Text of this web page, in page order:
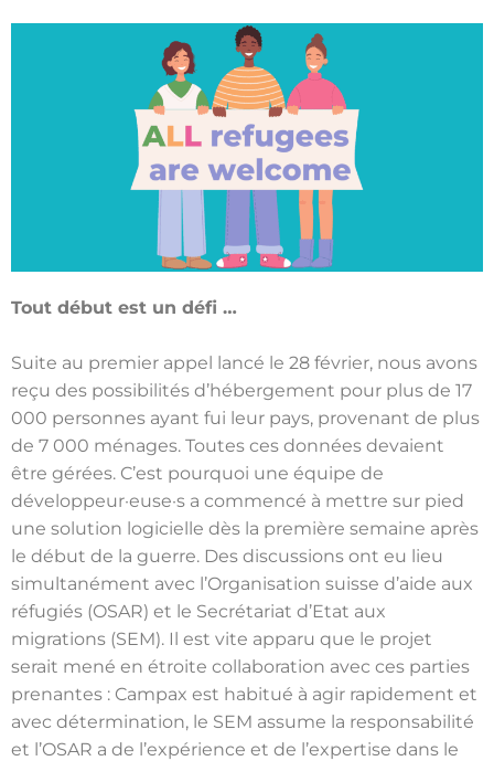
Tout début est un défi …
Suite au premier appel lancé le 28 février, nous avons
reçu des possibilités d’hébergement pour plus de 17
000 personnes ayant fui leur pays, provenant de plus
de 7 000 ménages. Toutes ces données devaient
être gérées. C’est pourquoi une équipe de
développeur·euse·s a commencé à mettre sur pied
une solution logicielle dès la première semaine après
le début de la guerre. Des discussions ont eu lieu
simultanément avec l’Organisation suisse d’aide aux
réfugiés (OSAR) et le Secrétariat d’Etat aux
migrations (SEM). Il est vite apparu que le projet
serait mené en étroite collaboration avec ces parties
prenantes : Campax est habitué à agir rapidement et
avec détermination, le SEM assume la responsabilité
et l’OSAR a de l’expérience et de l’expertise dans le